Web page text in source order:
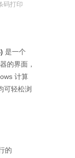
码打印
是一个
的界面，
计算
可轻松浏
的